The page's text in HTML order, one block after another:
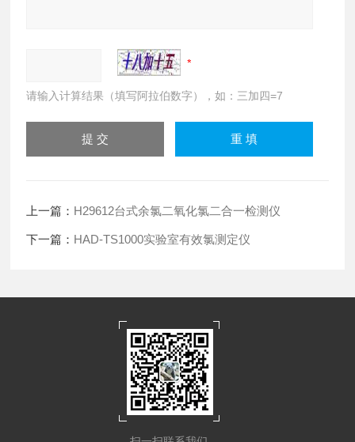
请输入计算结果（填写阿拉伯数字），如：三加四=7
上一篇： H29612台式余氯二氧化氯二合一检测仪
下一篇： HAD-TS1000实验室有效氯测定仪